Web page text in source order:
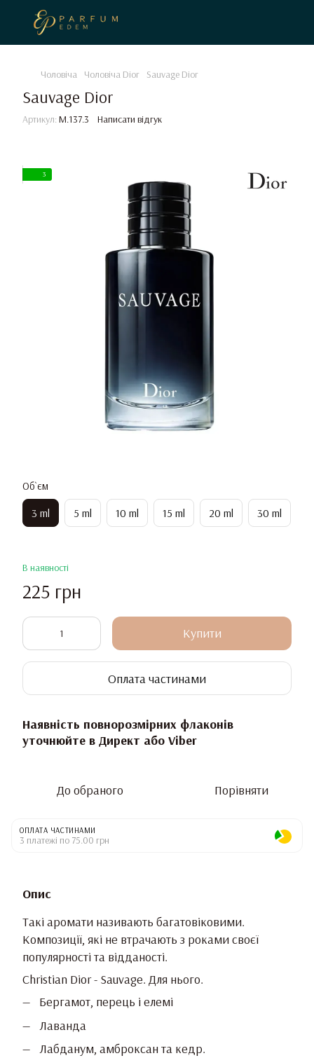
Чоловіча Чоловіча Dior Sauvage Dior
Sauvage Dior
Артикул: M.137.3 Написати відгук
3
Об`єм
3 ml 5 ml 10 ml 15 ml 20 ml 30 ml
В наявності
225 грн
Купити
Оплата частинами
Наявність повнорозмірних флаконів
уточнюйте в Директ або Viber
До обраного Порівняти
ОПЛАТА ЧАСТИНАМИ
3 платежі по 75.00 грн
Опис
Такі аромати називають багатовіковими.
Композиції, які не втрачають з роками своєї
популярності та відданості.
Christian Dior - Sauvage. Для нього.
Бергамот, перець і елемі
Лаванда
Лабданум, амброксан та кедр.